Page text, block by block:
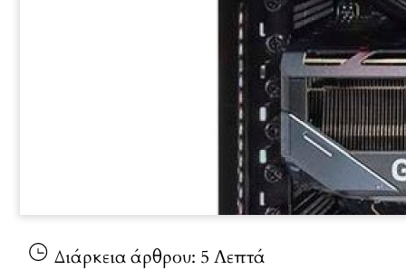
Διάρκεια άρθρου: 5 Λεπτά